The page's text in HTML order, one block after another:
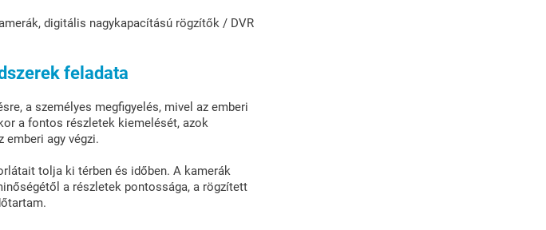
digitális nagykapacítású rögzítők / DVR
feladata
a személyes megfigyelés, mivel az emberi
a fontos részletek kiemelését, azok
emberi agy végzi.
tolja ki térben és időben. A kamerák
a részletek pontossága, a rögzített